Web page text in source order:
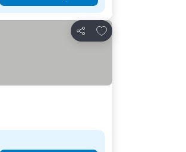
Partager
Ajouter à mes favoris